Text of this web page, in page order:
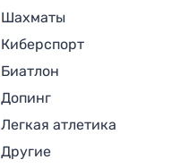
Шахматы
Киберспорт
Биатлон
Допинг
Легкая атлетика
Другие